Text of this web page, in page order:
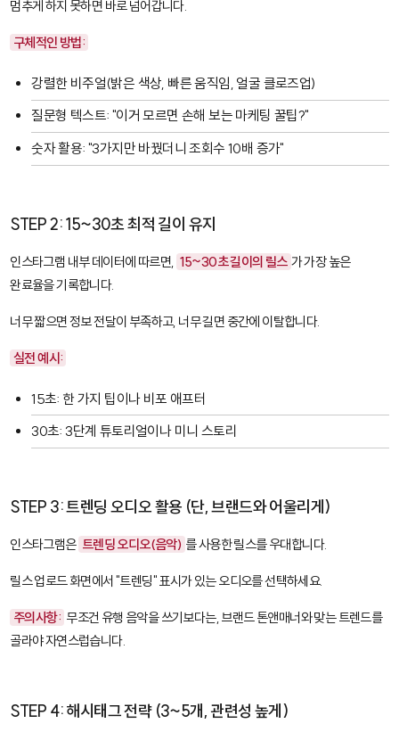
멈추게 하지 못하면 바로 넘어갑니다.
구체적인 방법:
강렬한 비주얼(밝은 색상, 빠른 움직임, 얼굴 클로즈업)
질문형 텍스트: "이거 모르면 손해 보는 마케팅 꿀팁?"
숫자 활용: "3가지만 바꿨더니 조회수 10배 증가"
STEP 2: 15~30초 최적 길이 유지
인스타그램 내부 데이터에 따르면, 15~30초 길이의 릴스 가 가장 높은
완료율을 기록합니다.
너무 짧으면 정보 전달이 부족하고, 너무 길면 중간에 이탈합니다.
실전 예시:
15초: 한 가지 팁이나 비포 애프터
30초: 3단계 튜토리얼이나 미니 스토리
STEP 3: 트렌딩 오디오 활용 (단, 브랜드와 어울리게)
인스타그램은 트렌딩 오디오(음악) 를 사용한 릴스를 우대합니다.
릴스 업로드 화면에서 "트렌딩" 표시가 있는 오디오를 선택하세요.
주의사항: 무조건 유행 음악을 쓰기보다는, 브랜드 톤앤매너와 맞는 트렌드를
골라야 자연스럽습니다.
STEP 4: 해시태그 전략 (3~5개, 관련성 높게)